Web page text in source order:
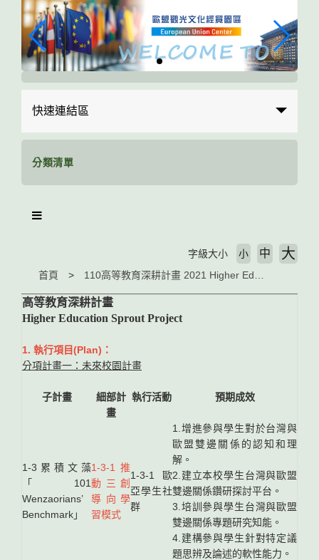
快速連結區
分類清單
首頁
字級大小 小 中 大
高等教育深耕計畫
Higher Education Sprout Project
1. 執行項目(Plan)：
分項計畫一：未來校園計畫
子計畫
細部計
畫
執行活動 預期成效
1-3累積文藻
「101
Wenzaorians’
Benchmark」
1-3-1 推
動三創
導向學
習模式
1-3-1歐
亞學生社
群
1.增進參與學生對於台灣與
歐盟雙邊關係的認知和理
解。
2.建立本校學生台灣與歐盟
雙邊關係鑽研探討平台。
3.培訓參與學生台灣與歐盟
雙邊關係專題研究知能。
4.建構參與學生針對特定議
題思辨及論述的軟性能力。